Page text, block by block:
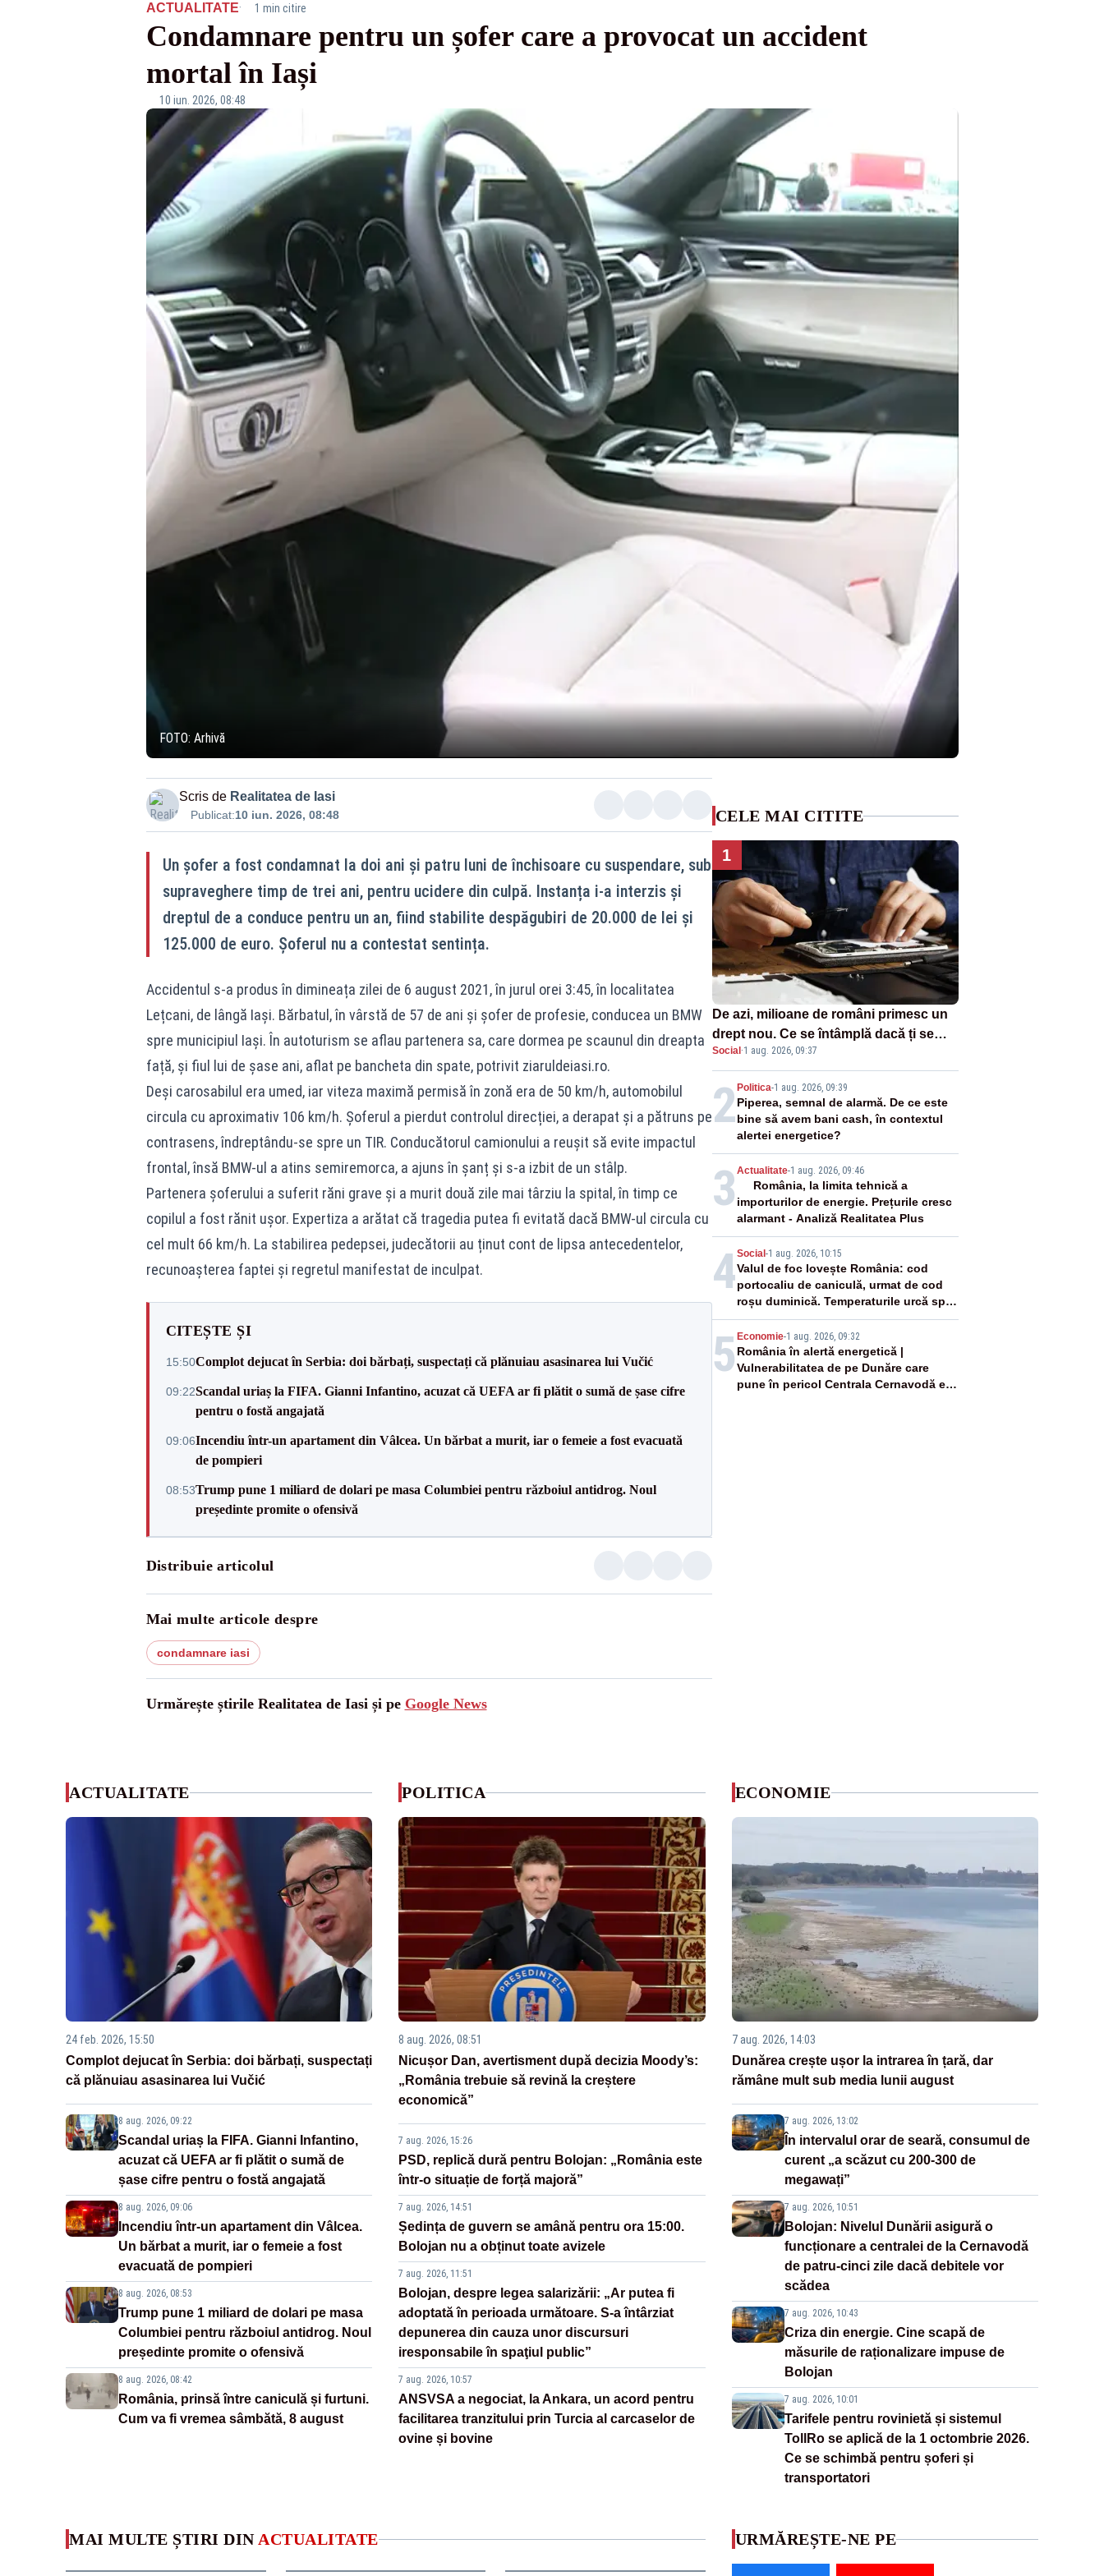
ACTUALITATE· 1 min citire
Condamnare pentru un șofer care a provocat un accident
mortal în Iași
10 iun. 2026, 08:48
FOTO: Arhivă
Scris de Realitatea de Iasi
Publicat:10 iun. 2026, 08:48
Un șofer a fost condamnat la doi ani și patru luni de închisoare cu suspendare, sub
supraveghere timp de trei ani, pentru ucidere din culpă. Instanța i-a interzis și
dreptul de a conduce pentru un an, fiind stabilite despăgubiri de 20.000 de lei și
125.000 de euro. Șoferul nu a contestat sentința.
Accidentul s-a produs în dimineața zilei de 6 august 2021, în jurul orei 3:45, în localitatea
Lețcani, de lângă Iași. Bărbatul, în vârstă de 57 de ani și șofer de profesie, conducea un BMW
spre municipiul Iași. În autoturism se aflau partenera sa, care dormea pe scaunul din dreapta
față, și fiul lui de șase ani, aflat pe bancheta din spate, potrivit ziaruldeiasi.ro.
Deși carosabilul era umed, iar viteza maximă permisă în zonă era de 50 km/h, automobilul
circula cu aproximativ 106 km/h. Șoferul a pierdut controlul direcției, a derapat și a pătruns pe
contrasens, îndreptându-se spre un TIR. Conducătorul camionului a reușit să evite impactul
frontal, însă BMW-ul a atins semiremorca, a ajuns în șanț și s-a izbit de un stâlp.
Partenera șoferului a suferit răni grave și a murit două zile mai târziu la spital, în timp ce
copilul a fost rănit ușor. Expertiza a arătat că tragedia putea fi evitată dacă BMW-ul circula cu
cel mult 66 km/h. La stabilirea pedepsei, judecătorii au ținut cont de lipsa antecedentelor,
recunoașterea faptei și regretul manifestat de inculpat.
CITEȘTE ȘI
15:50Complot dejucat în Serbia: doi bărbați, suspectați că plănuiau asasinarea lui Vučić
09:22Scandal uriaș la FIFA. Gianni Infantino, acuzat că UEFA ar fi plătit o sumă de șase cifre
pentru o fostă angajată
09:06Incendiu într-un apartament din Vâlcea. Un bărbat a murit, iar o femeie a fost evacuată
de pompieri
08:53Trump pune 1 miliard de dolari pe masa Columbiei pentru războiul antidrog. Noul
președinte promite o ofensivă
Distribuie articolul
Mai multe articole despre
condamnare iasi
Urmărește știrile Realitatea de Iasi și pe Google News
CELE MAI CITITE
1
De azi, milioane de români primesc un
drept nou. Ce se întâmplă dacă ți se
strică un produs
Social ·1 aug. 2026, 09:37
2 Politica-1 aug. 2026, 09:39
Piperea, semnal de alarmă. De ce este
bine să avem bani cash, în contextul
alertei energetice?
3 Actualitate-1 aug. 2026, 09:46
România, la limita tehnică a
importurilor de energie. Prețurile cresc
alarmant - Analiză Realitatea Plus
4Social -1 aug. 2026, 10:15
Valul de foc lovește România: cod
portocaliu de caniculă, urmat de cod
roșu duminică. Temperaturile urcă spre
40°C
5 Economie-1 aug. 2026, 09:32
România în alertă energetică |
Vulnerabilitatea de pe Dunăre care
pune în pericol Centrala Cernavodă era
ACTUALITATE
24 feb. 2026, 15:50
Complot dejucat în Serbia: doi bărbați, suspectați
că plănuiau asasinarea lui Vučić
8 aug. 2026, 09:22
Scandal uriaș la FIFA. Gianni Infantino,
acuzat că UEFA ar fi plătit o sumă de
șase cifre pentru o fostă angajată
8 aug. 2026, 09:06
Incendiu într-un apartament din Vâlcea.
Un bărbat a murit, iar o femeie a fost
evacuată de pompieri
8 aug. 2026, 08:53
Trump pune 1 miliard de dolari pe masa
Columbiei pentru războiul antidrog. Noul
președinte promite o ofensivă
8 aug. 2026, 08:42
România, prinsă între caniculă și furtuni.
Cum va fi vremea sâmbătă, 8 august
POLITICA
8 aug. 2026, 08:51
Nicușor Dan, avertisment după decizia Moody’s:
„România trebuie să revină la creștere
economică”
7 aug. 2026, 15:26
PSD, replică dură pentru Bolojan: „România este
într-o situație de forță majoră”
7 aug. 2026, 14:51
Ședința de guvern se amână pentru ora 15:00.
Bolojan nu a obținut toate avizele
7 aug. 2026, 11:51
Bolojan, despre legea salarizării: „Ar putea fi
adoptată în perioada următoare. S-a întârziat
depunerea din cauza unor discursuri
iresponsabile în spaţiul public”
7 aug. 2026, 10:57
ANSVSA a negociat, la Ankara, un acord pentru
facilitarea tranzitului prin Turcia al carcaselor de
ovine și bovine
ECONOMIE
7 aug. 2026, 14:03
Dunărea crește ușor la intrarea în țară, dar
rămâne mult sub media lunii august
7 aug. 2026, 13:02
În intervalul orar de seară, consumul de
curent „a scăzut cu 200-300 de
megawați”
7 aug. 2026, 10:51
Bolojan: Nivelul Dunării asigură o
funcționare a centralei de la Cernavodă
de patru-cinci zile dacă debitele vor
scădea
7 aug. 2026, 10:43
Criza din energie. Cine scapă de
măsurile de raționalizare impuse de
Bolojan
7 aug. 2026, 10:01
Tarifele pentru rovinietă și sistemul
TollRo se aplică de la 1 octombrie 2026.
Ce se schimbă pentru șoferi și
transportatori
MAI MULTE ȘTIRI DINACTUALITATE URMĂREȘTE-NE PE